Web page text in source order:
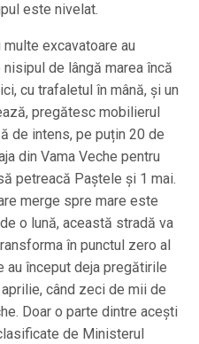
este nivelat.
excavatoare au
de lângă marea încă
cu trafaletul în mână, și un
pregătesc mobilierul
de intens, pe puțin 20 de
din Vama Veche pentru
petreacă Paștele și 1 mai.
merge spre mare este
o lună, această stradă va
în punctul zero al
au început deja pregătirile
când zeci de mii de
Doar o parte dintre acești
de Ministerul